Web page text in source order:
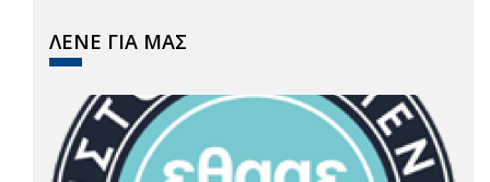
ΛΕΝΕ ΓΙΑ ΜΑΣ